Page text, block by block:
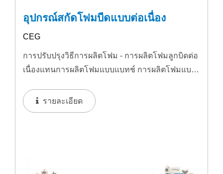
อุปกรณ์สกัดโฟมบีดแบบต่อเนื่อง
CEG
การปรับปรุงวิธีการผลิตโฟม - การผลิตโฟมลูกบิดต่อ
เนื่องแทนการผลิตโฟมแบบแบทช์ การผลิตโฟมแบบ
รายละเอียด